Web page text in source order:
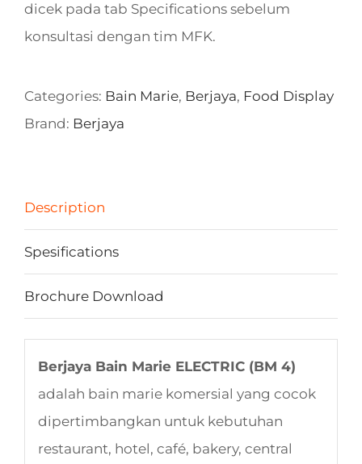
dicek pada tab Specifications sebelum
konsultasi dengan tim MFK.
Categories: Bain Marie, Berjaya, Food Display
Brand: Berjaya
Description
Spesifications
Brochure Download
Berjaya Bain Marie ELECTRIC (BM 4)
adalah bain marie komersial yang cocok
dipertimbangkan untuk kebutuhan
restaurant, hotel, café, bakery, central